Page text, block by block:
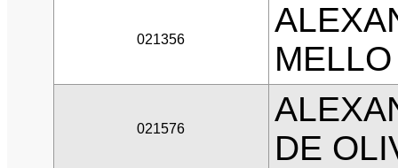
021356
MELLO
021576
DE